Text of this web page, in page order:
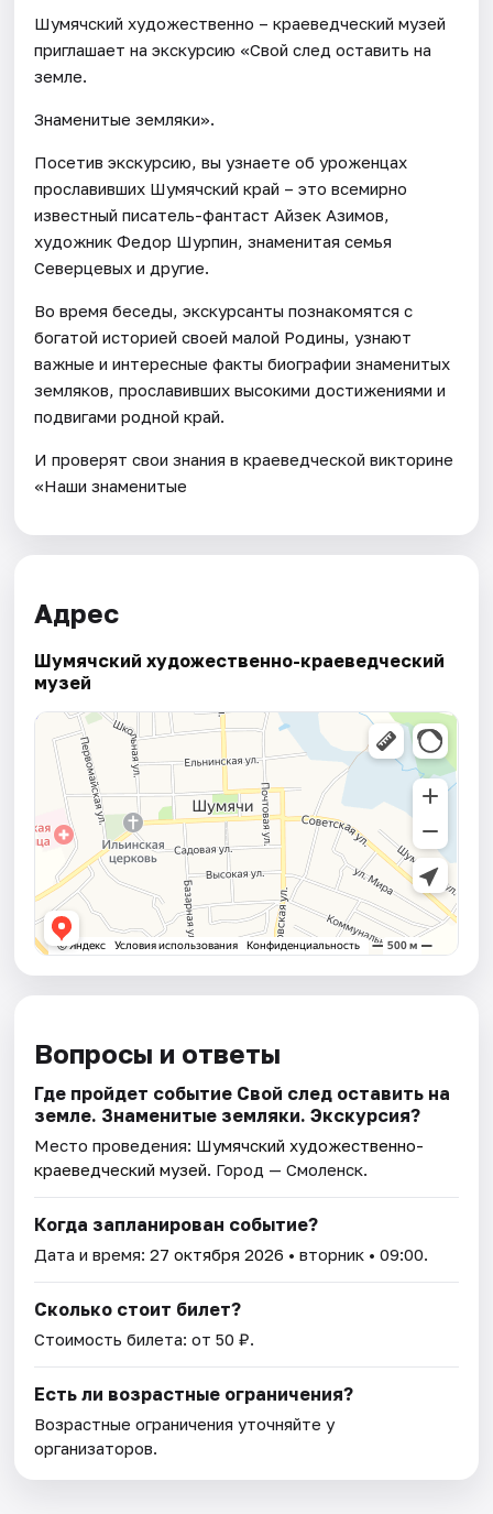
Шумячский художественно – краеведческий музей
приглашает на экскурсию «Свой след оставить на
земле.
Знаменитые земляки».
Посетив экскурсию, вы узнаете об уроженцах
прославивших Шумячский край – это всемирно
известный писатель-фантаст Айзек Азимов,
художник Федор Шурпин, знаменитая семья
Северцевых и другие.
Во время беседы, экскурсанты познакомятся с
богатой историей своей малой Родины, узнают
важные и интересные факты биографии знаменитых
земляков, прославивших высокими достижениями и
подвигами родной край.
И проверят свои знания в краеведческой викторине
«Наши знаменитые
Адрес
Шумячский художественно-краеведческий
музей
Вопросы и ответы
Где пройдет событие Свой след оставить на
земле. Знаменитые земляки. Экскурсия?
Место проведения: Шумячский художественно-
краеведческий музей. Город — Смоленск.
Когда запланирован событие?
Дата и время:27 октября 2026 • вторник • 09:00.
Сколько стоит билет?
Стоимость билета: от 50 ₽.
Есть ли возрастные ограничения?
Возрастные ограничения уточняйте у
организаторов.